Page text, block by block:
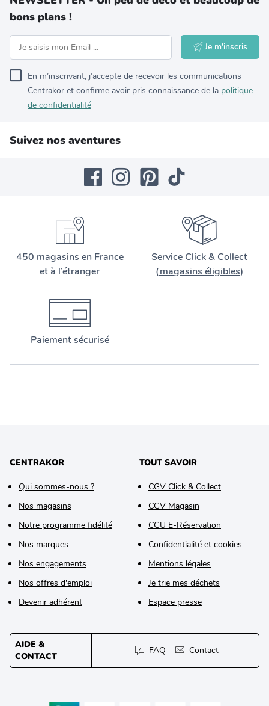
bons plans !
Je m'inscris
En m’inscrivant, j’accepte de recevoir les communications
Centrakor et confirme avoir pris connaissance de la politique
de confidentialité
Suivez nos aventures
450 magasins en France
et à l’étranger
Service Click & Collect
(magasins éligibles)
Paiement sécurisé
CENTRAKOR
Qui sommes-nous ?
Nos magasins
Notre programme fidélité
Nos marques
Nos engagements
Nos offres d'emploi
Devenir adhérent
TOUT SAVOIR
CGV Click & Collect
CGV Magasin
CGU E-Réservation
Confidentialité et cookies
Mentions légales
Je trie mes déchets
Espace presse
AIDE &
CONTACT
FAQ Contact